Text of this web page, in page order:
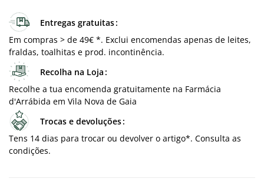
Entregas gratuitas
Em compras > de 49€ *. Exclui encomendas apenas de leites,
fraldas, toalhitas e prod. incontinência.
Recolha na Loja
Recolhe a tua encomenda gratuitamente na Farmácia
d'Arrábida em Vila Nova de Gaia
Trocas e devoluções
Tens 14 dias para trocar ou devolver o artigo*. Consulta as
condições.